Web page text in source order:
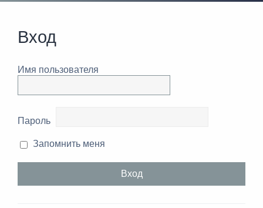
Вход
Имя пользователя
Пароль
Запомнить меня